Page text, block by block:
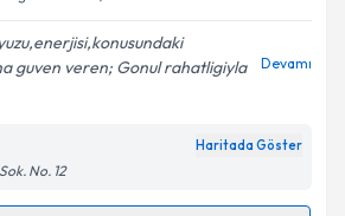
ve kişisel verilerimin belirtilen
işlenmesini kabul ediyorum.
guven veren; Gonul rahatligiyla
Devamı
Haritada Göster
No. 12